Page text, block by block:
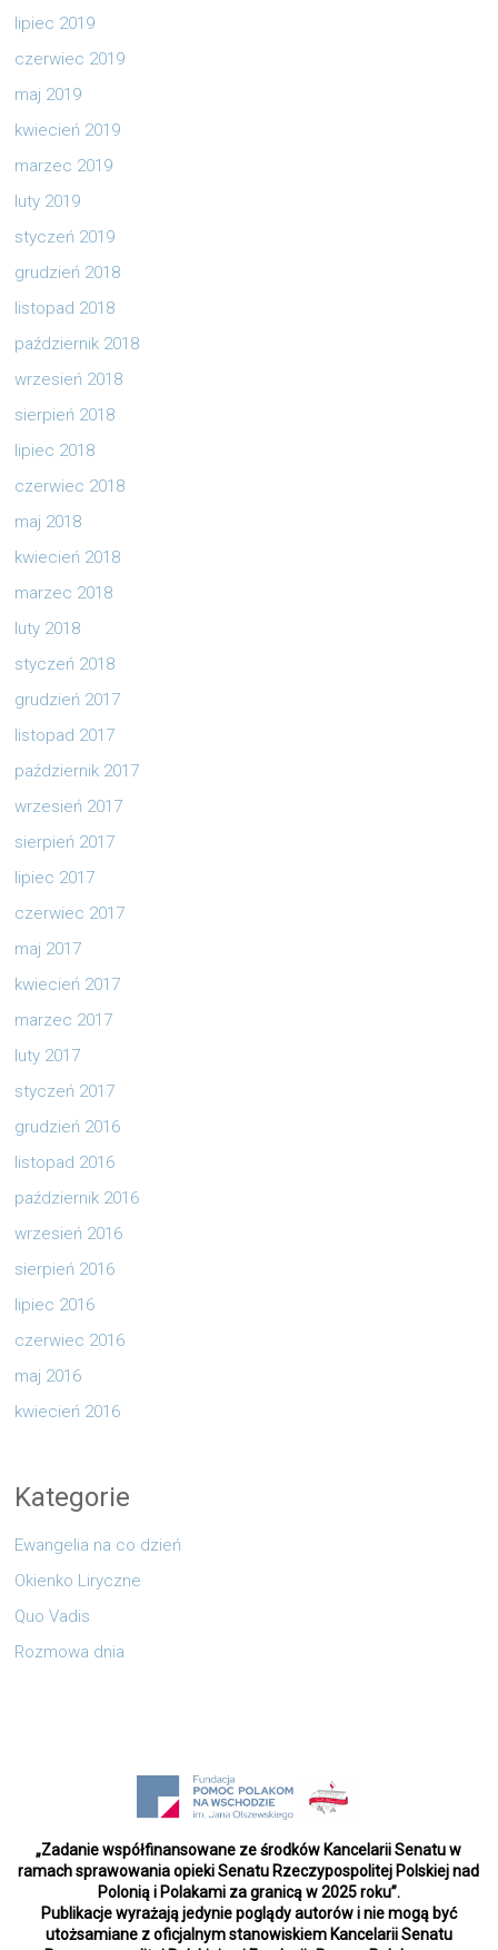
lipiec 2019
czerwiec 2019
maj 2019
kwiecień 2019
marzec 2019
luty 2019
styczeń 2019
grudzień 2018
listopad 2018
październik 2018
wrzesień 2018
sierpień 2018
lipiec 2018
czerwiec 2018
maj 2018
kwiecień 2018
marzec 2018
luty 2018
styczeń 2018
grudzień 2017
listopad 2017
październik 2017
wrzesień 2017
sierpień 2017
lipiec 2017
czerwiec 2017
maj 2017
kwiecień 2017
marzec 2017
luty 2017
styczeń 2017
grudzień 2016
listopad 2016
październik 2016
wrzesień 2016
sierpień 2016
lipiec 2016
czerwiec 2016
maj 2016
kwiecień 2016
Kategorie
Ewangelia na co dzień
Okienko Liryczne
Quo Vadis
Rozmowa dnia
„Zadanie współfinansowane ze środków Kancelarii Senatu w
ramach sprawowania opieki Senatu Rzeczypospolitej Polskiej nad
Polonią i Polakami za granicą w 2025 roku”.
Publikacje wyrażają jedynie poglądy autorów i nie mogą być
utożsamiane z oficjalnym stanowiskiem Kancelarii Senatu